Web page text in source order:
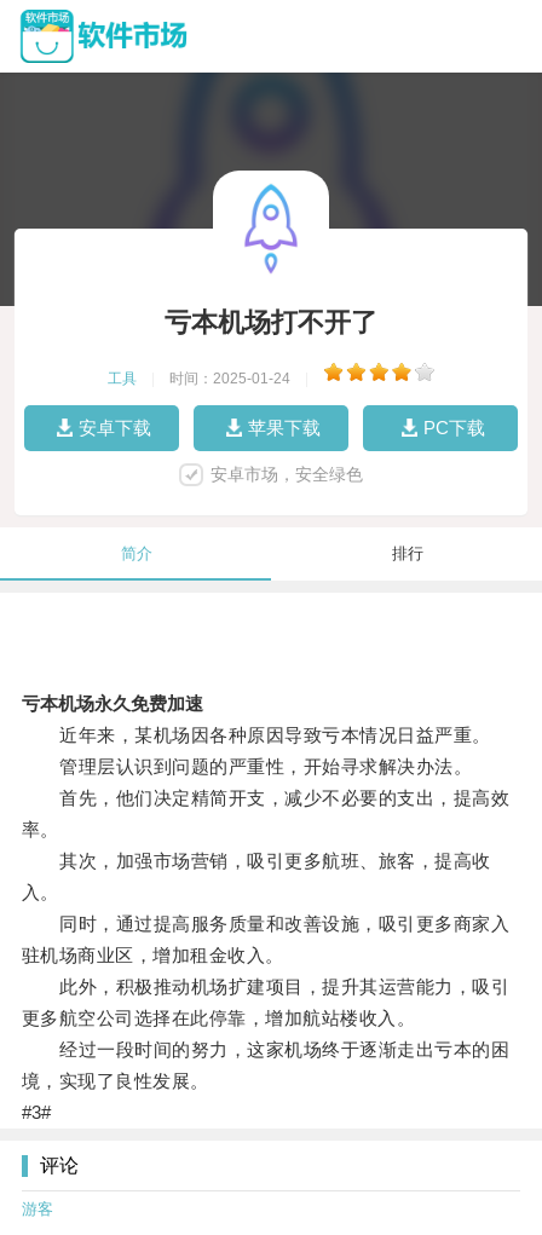
亏本机场打不开了
工具 时间：2025-01-24
安卓下载 苹果下载 PC下载
安卓市场，安全绿色
简介 排行
亏本机场永久免费加速
近年来，某机场因各种原因导致亏本情况日益严重。
管理层认识到问题的严重性，开始寻求解决办法。
首先，他们决定精简开支，减少不必要的支出，提高效
率。
其次，加强市场营销，吸引更多航班、旅客，提高收
入。
同时，通过提高服务质量和改善设施，吸引更多商家入
驻机场商业区，增加租金收入。
此外，积极推动机场扩建项目，提升其运营能力，吸引
更多航空公司选择在此停靠，增加航站楼收入。
经过一段时间的努力，这家机场终于逐渐走出亏本的困
境，实现了良性发展。
#3#
评论
游客